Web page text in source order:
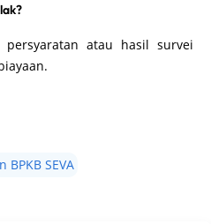
atau hasil survei
SEVA